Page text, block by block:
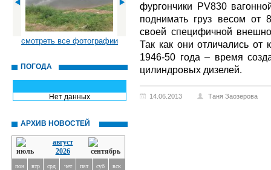
смотреть все фотографии
ПОГОДА
Нет данных
АРХИВ НОВОСТЕЙ
август
2026
пон втр срд чет пят суб вск
фургончики PV830
поднимать груз весом от
своей специфичной
Так как они отличались от
1946-50 года – время
цилиндровых дизелей.
14.06.2013 Таня Заозерова